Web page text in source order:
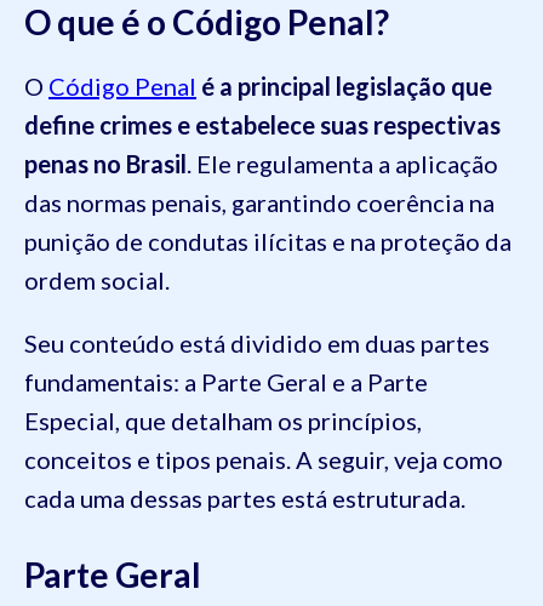
O que é o Código Penal?
O Código Penal é a principal legislação que
define crimes e estabelece suas respectivas
penas no Brasil. Ele regulamenta a aplicação
das normas penais, garantindo coerência na
punição de condutas ilícitas e na proteção da
ordem social.
Seu conteúdo está dividido em duas partes
fundamentais: a Parte Geral e a Parte
Especial, que detalham os princípios,
conceitos e tipos penais. A seguir, veja como
cada uma dessas partes está estruturada.
Parte Geral